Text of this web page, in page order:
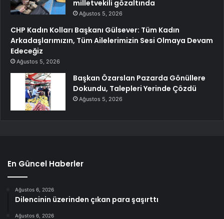
milletvekili gözaltında
Ağustos 5, 2026
CHP Kadın Kolları Başkanı Gülsever: Tüm Kadın
Arkadaşlarımızın, Tüm Ailelerimizin Sesi Olmaya Devam
Edeceğiz
Ağustos 5, 2026
Başkan Özarslan Pazarda Gönüllere
Dokundu, Talepleri Yerinde Çözdü
Ağustos 5, 2026
En Güncel Haberler
Ağustos 6, 2026
Dilencinin üzerinden çıkan para şaşırttı
Ağustos 6, 2026